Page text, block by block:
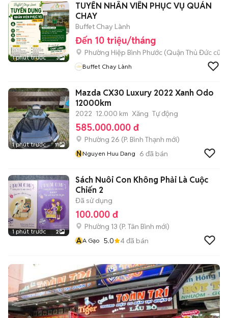
1 phút trước 3
TUYỂN NHÂN VIÊN PHỤC VỤ QUÁN
CHAY
Buffet Chay Lành
Đến 10 triệu/tháng
Phường Hiệp Bình Phước (Quận Thủ Đức cũ)
Buffet Chay Lành
1 phút trước 11
Mazda CX30 Luxury 2022 Xanh Odo
12000km
2022 12.000 km Xăng Tự động
585.000.000 đ
Phường 26 (P. Bình Thạnh mới)
NNguyen Huu Dang 6 đã bán
1 phút trước 2
Sách Nuôi Con Không Phải Là Cuộc
Chiến 2
Đã sử dụng
100.000 đ
Phường 13 (P. Tân Bình mới)
AA Gạo 5.0 4đã bán